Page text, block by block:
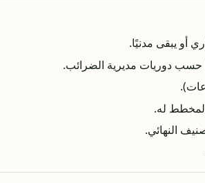
أو يبقى مدنيًا.
النهائي.